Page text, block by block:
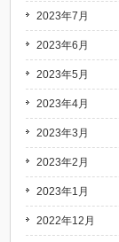
2023年7月
2023年6月
2023年5月
2023年4月
2023年3月
2023年2月
2023年1月
2022年12月